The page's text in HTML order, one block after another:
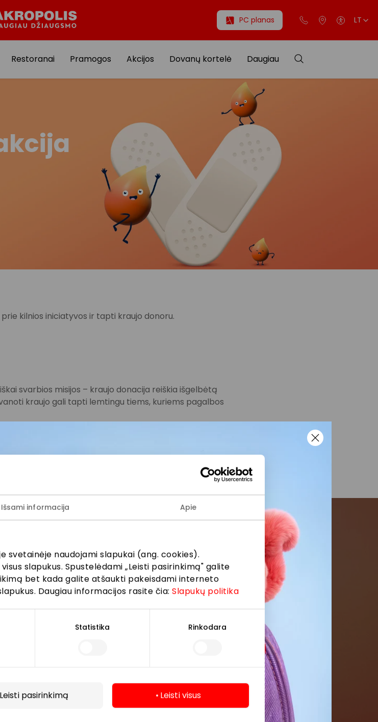
Išsami informacija Apie
svetainėje naudojami slapukai (ang. cookies).
slapukus. Spustelėdami „Leisti pasirinkimą" galite
bet kada galite atšaukti pakeisdami interneto
Daugiau informacijos rasite čia:Slapukų politika
Statistika Rinkodara
Leisti pasirinkimą Leisti visus
PC planas LT
Restoranai Pramogos Akcijos Dovanų kortelė Daugiau
kilnios iniciatyvos ir tapti kraujo donoru.
svarbios misijos – kraujo donacija reiškia išgelbėtą
kraujo gali tapti lemtingu tiems, kuriems pagalbos
mūsų bendruomenės
pasiūlymus, renginius ir naujausią informaciją iš
prekybos centro.
„Prenumeruoti“ sutinki gauti PPC
Dėl to AKROPOLIS GROUP,